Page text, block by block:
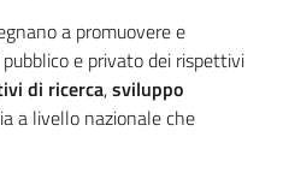
a promuovere e
e privato dei rispettivi
di ricerca,sviluppo
a livello nazionale che